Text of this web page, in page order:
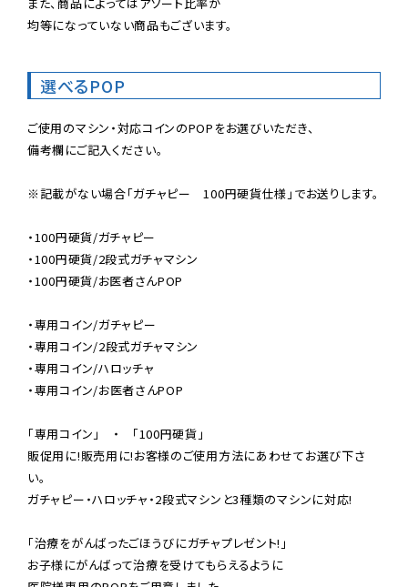
均等になっていない商品もございます。
選べるPOP
ご使用のマシン・対応コインのPOPをお選びいただき、
備考欄にご記入ください。
※記載がない場合「ガチャピー　100円硬貨仕様」でお送りします。
・100円硬貨/ガチャピー
・100円硬貨/2段式ガチャマシン
・100円硬貨/お医者さんPOP
・専用コイン/ガチャピー
・専用コイン/2段式ガチャマシン
・専用コイン/ハロッチャ
・専用コイン/お医者さんPOP
「専用コイン」　・　「100円硬貨」
販促用に!販売用に!お客様のご使用方法にあわせてお選び下さ
い。
ガチャピー・ハロッチャ・2段式マシンと3種類のマシンに対応!
「治療をがんばったごほうびにガチャプレゼント!」
お子様にがんばって治療を受けてもらえるように